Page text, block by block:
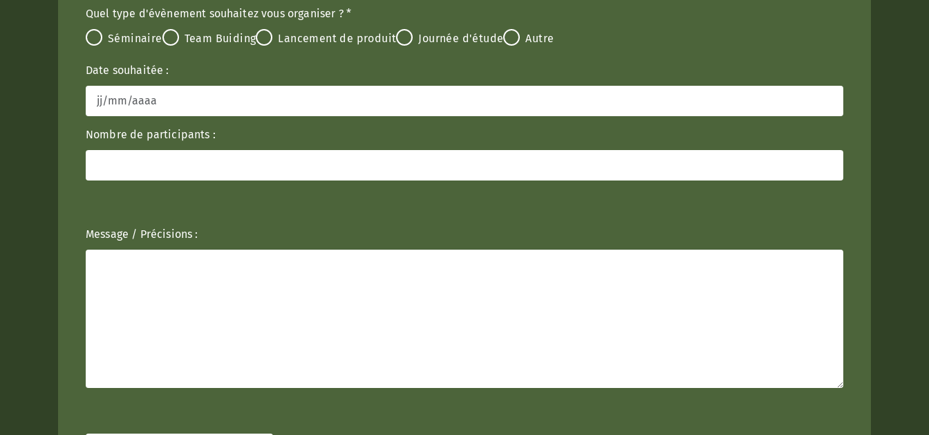
Quel type d'évènement souhaitez vous organiser ? *
Séminaire
Team Buiding Lancement de produit Journée d'étude Autre
Date souhaitée :
Nombre de participants :
Message / Précisions :